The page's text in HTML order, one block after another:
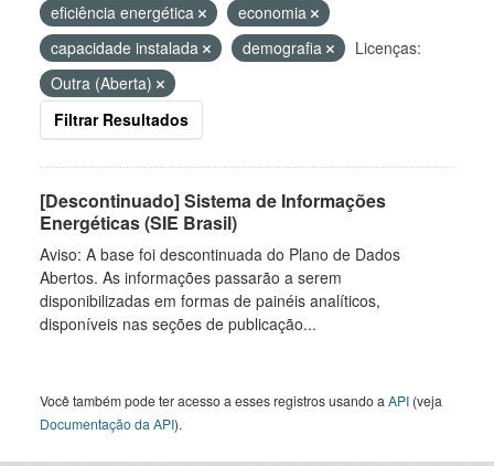
eficiência energética
economia
capacidade instalada
demografia
Licenças:
Outra (Aberta)
Filtrar Resultados
[Descontinuado] Sistema de Informações
Energéticas (SIE Brasil)
Aviso: A base foi descontinuada do Plano de Dados
Abertos. As informações passarão a serem
disponibilizadas em formas de painéis analíticos,
disponíveis nas seções de publicação...
Você também pode ter acesso a esses registros usando a API (veja
Documentação da API).